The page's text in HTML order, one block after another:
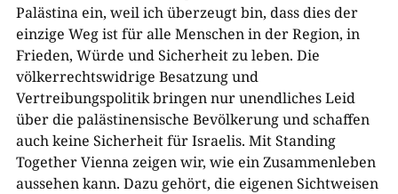
Palästina ein, weil ich überzeugt bin, dass dies der
einzige Weg ist für alle Menschen in der Region, in
Frieden, Würde und Sicherheit zu leben. Die
völkerrechtswidrige Besatzung und
Vertreibungspolitik bringen nur unendliches Leid
über die palästinensische Bevölkerung und schaffen
auch keine Sicherheit für Israelis. Mit Standing
Together Vienna zeigen wir, wie ein Zusammenleben
aussehen kann. Dazu gehört, die eigenen Sichtweisen